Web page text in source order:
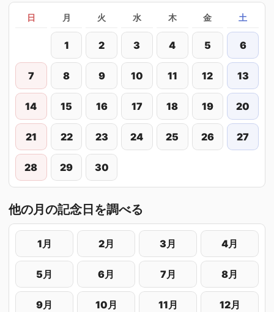
日 月 火 水 木 金 土
1 2 3 4 5 6
7 8 9 10 11 12 13
14 15 16 17 18 19 20
21 22 23 24 25 26 27
28 29 30
他の月の記念日を調べる
1月 2月 3月 4月
5月 6月 7月 8月
9月 10月 11月 12月